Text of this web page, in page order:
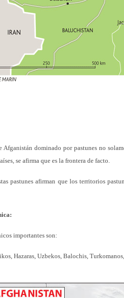
Afganistán dominado por pastunes no
se afirma que es la frontera de facto.
pastunes afirman que los territorios
importantes son:
Hazaras, Uzbekos, Balochis,